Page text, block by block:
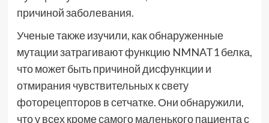
причиной заболевания.
Ученые также изучили, как обнаруженные
мутации затрагивают функцию NMNAT1 белка,
что может быть причиной дисфункции и
отмирания чувствительных к свету
фоторецепторов в сетчатке. Они обнаружили,
что у всех кроме самого маленького пациента с